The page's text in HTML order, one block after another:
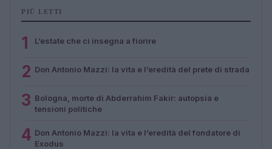
PIÙ LETTI
1 L’estate che ci insegna a fiorire
2 Don Antonio Mazzi: la vita e l’eredità del prete di strada
3 Bologna, morte di Abderrahim Fakir: autopsia e
tensioni politiche
4 Don Antonio Mazzi: la vita e l’eredità del fondatore di
Exodus